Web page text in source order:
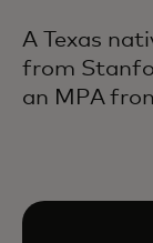
A Texas
from
an MPA